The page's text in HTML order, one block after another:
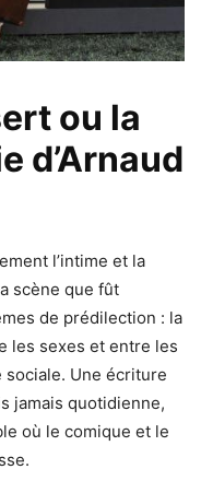
ou la
d’Arnaud
l’intime et la
scène que fût
de prédilection : la
les sexes et entre les
sociale. Une écriture
jamais quotidienne,
où le comique et le